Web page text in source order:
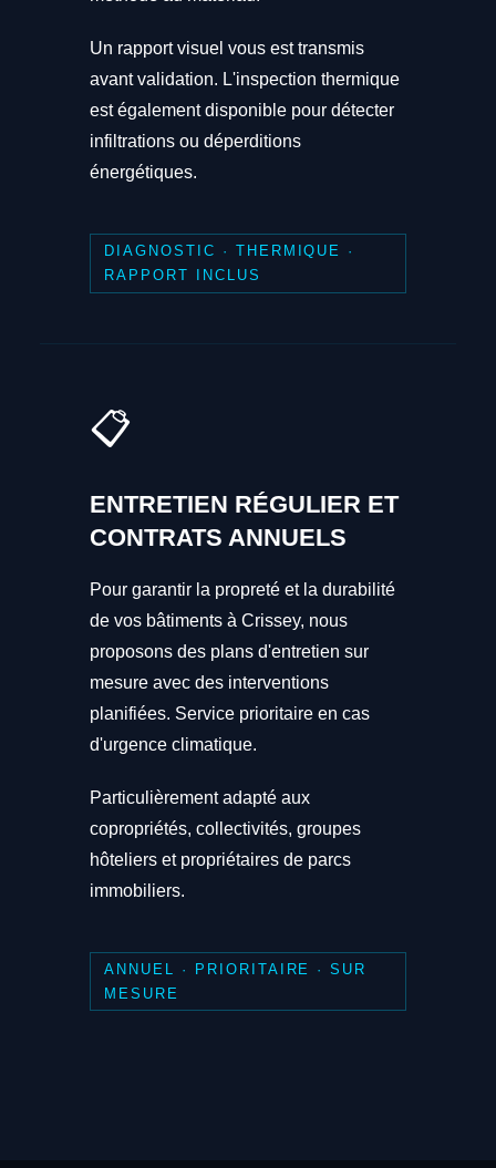
Un rapport visuel vous est transmis
avant validation. L'inspection thermique
est également disponible pour détecter
infiltrations ou déperditions
énergétiques.
DIAGNOSTIC · THERMIQUE ·
RAPPORT INCLUS
📋
ENTRETIEN RÉGULIER ET
CONTRATS ANNUELS
Pour garantir la propreté et la durabilité
de vos bâtiments à Crissey, nous
proposons des plans d'entretien sur
mesure avec des interventions
planifiées. Service prioritaire en cas
d'urgence climatique.
Particulièrement adapté aux
copropriétés, collectivités, groupes
hôteliers et propriétaires de parcs
immobiliers.
ANNUEL · PRIORITAIRE · SUR
MESURE